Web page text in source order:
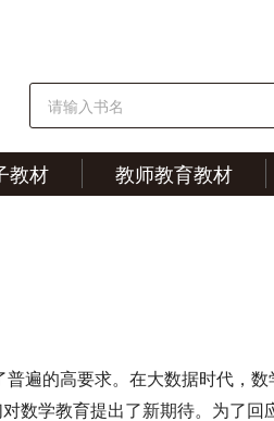
教材 教师教育教材
遍的高要求。在大数据时代，数
数学教育提出了新期待。为了回